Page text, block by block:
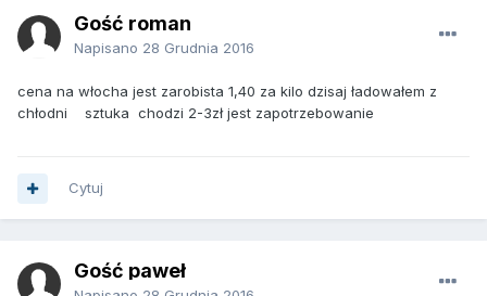
Gość roman
Napisano 28 Grudnia 2016
cena na włocha jest zarobista 1,40 za kilo dzisaj ładowałem z
chłodni sztuka chodzi 2-3zł jest zapotrzebowanie
Cytuj
Gość paweł